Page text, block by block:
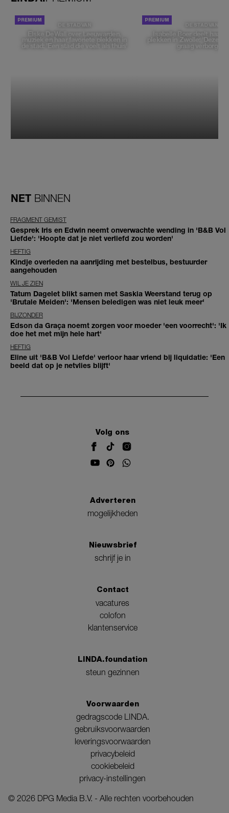
DE STAD VAN
Elske DeWall over Leeuwarden,
muziek en haar favoriete plekken in
de stad: 'Een stad die voelt als thuis'
DE STAD VAN
Isabelle Boer deelt haar
plekken in Zwolle: 'Deze
graag verborgen'
NET BINNEN
FRAGMENT GEMIST
Gesprek Iris en Edwin neemt onverwachte wending in 'B&B Vol
Liefde': 'Hoopte dat je niet verliefd zou worden'
HEFTIG
Kindje overleden na aanrijding met bestelbus, bestuurder
aangehouden
WIL JE ZIEN
Tatum Dagelet blikt samen met Saskia Weerstand terug op
'Brutale Meiden': 'Mensen beledigen was niet leuk meer'
BIJZONDER
Edson da Graça noemt zorgen voor moeder 'een voorrecht': 'Ik
doe het met mijn hele hart'
HEFTIG
Eline uit 'B&B Vol Liefde' verloor haar vriend bij liquidatie: 'Een
beeld dat op je netvlies blijft'
Volg ons
Adverteren
mogelijkheden
Nieuwsbrief
schrijf je in
Contact
vacatures
colofon
klantenservice
LINDA.foundation
steun gezinnen
Voorwaarden
gedragscode LINDA.
gebruiksvoorwaarden
leveringsvoorwaarden
privacybeleid
cookiebeleid
privacy-instellingen
© 2026 DPG Media B.V. - Alle rechten voorbehouden